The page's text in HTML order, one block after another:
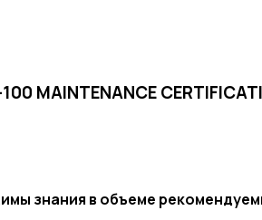
MAINTENANCE
знания в объеме